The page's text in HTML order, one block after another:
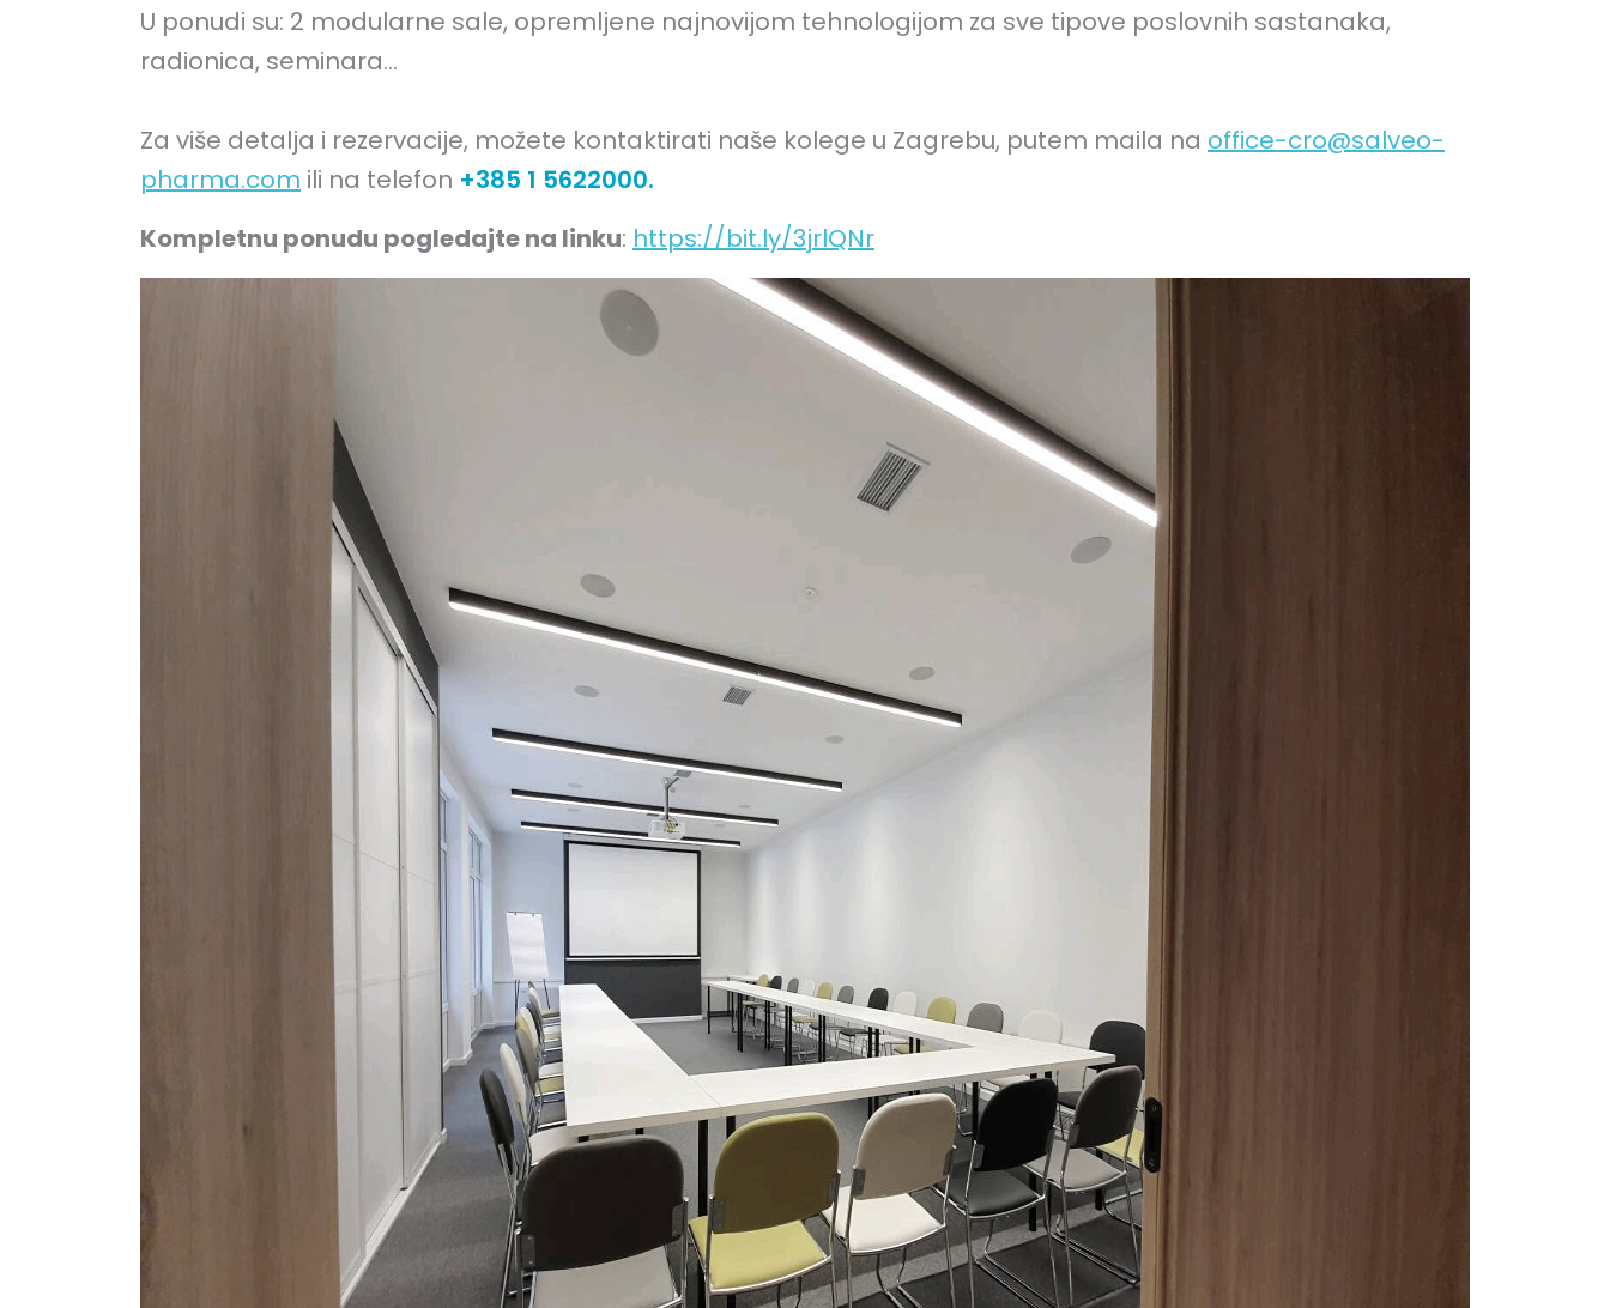
U ponudi su: 2 modularne sale, opremljene najnovijom tehnologijom za sve tipove poslovnih sastanaka,
radionica, seminara...
Za više detalja i rezervacije, možete kontaktirati naše kolege u Zagrebu, putem maila na office-cro@salveo-
pharma.com ili na telefon +385 1 5622000.
Kompletnu ponudu pogledajte na linku: https://bit.ly/3jrlQNr